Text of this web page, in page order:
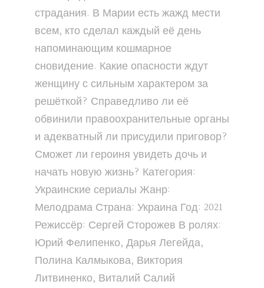
страдания. В Марии есть жажд мести
всем, кто сделал каждый её день
напоминающим кошмарное
сновидение. Какие опасности ждут
женщину с сильным характером за
решёткой? Справедливо ли её
обвинили правоохранительные органы
и адекватный ли присудили приговор?
Сможет ли героиня увидеть дочь и
начать новую жизнь? Категория:
Украинские сериалы Жанр:
Мелодрама Страна: Украина Год: 2021
Режиссёр: Сергей Сторожев В ролях:
Юрий Фелипенко, Дарья Легейда,
Полина Калмыкова, Виктория
Литвиненко, Виталий Салий